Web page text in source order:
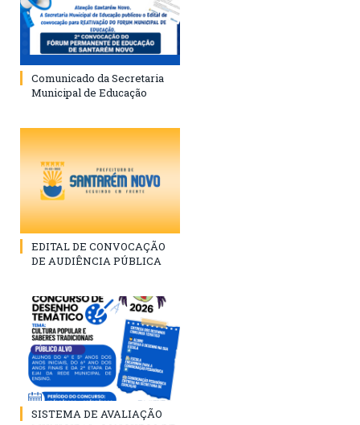
Comunicado da Secretaria
Municipal de Educação
EDITAL DE CONVOCAÇÃO
DE AUDIÊNCIA PÚBLICA
SISTEMA DE AVALIAÇÃO